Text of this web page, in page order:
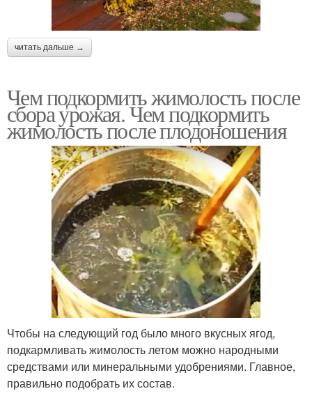
читать дальше →
Чем подкормить жимолость после
сбора урожая. Чем подкормить
жимолость после плодоношения
Чтобы на следующий год было много вкусных ягод,
подкармливать жимолость летом можно народными
средствами или минеральными удобрениями. Главное,
правильно подобрать их состав.